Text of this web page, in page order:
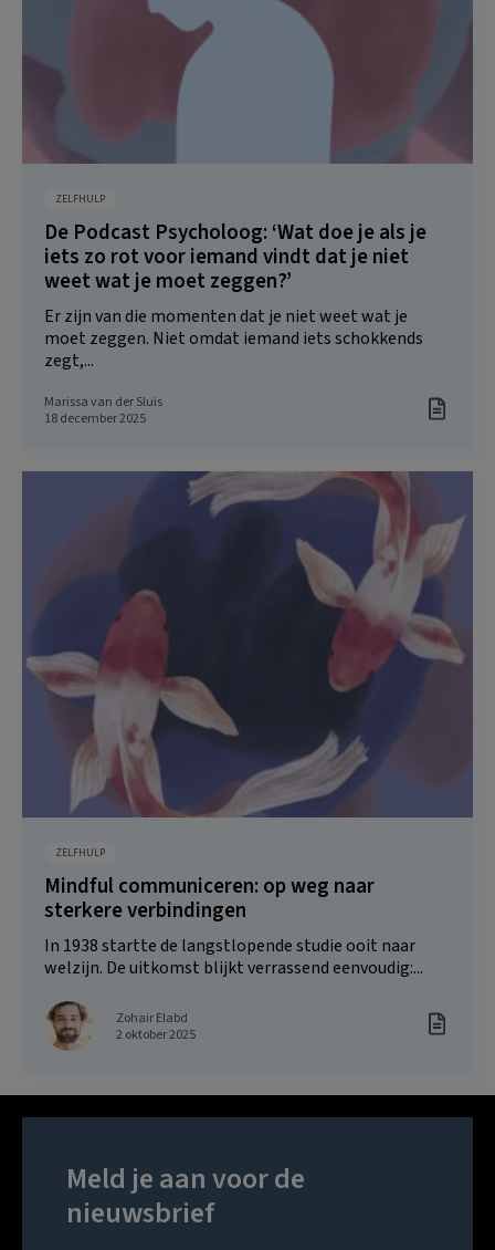
ZELFHULP
De Podcast Psycholoog: ‘Wat doe je als je
iets zo rot voor iemand vindt dat je niet
weet wat je moet zeggen?’
Er zijn van die momenten dat je niet weet wat je
moet zeggen. Niet omdat iemand iets schokkends
zegt,...
Marissa van der Sluis
18 december 2025
ZELFHULP
Mindful communiceren: op weg naar
sterkere verbindingen
In 1938 startte de langstlopende studie ooit naar
welzijn. De uitkomst blijkt verrassend eenvoudig:...
Zohair Elabd
2 oktober 2025
Meld je aan voor de
nieuwsbrief